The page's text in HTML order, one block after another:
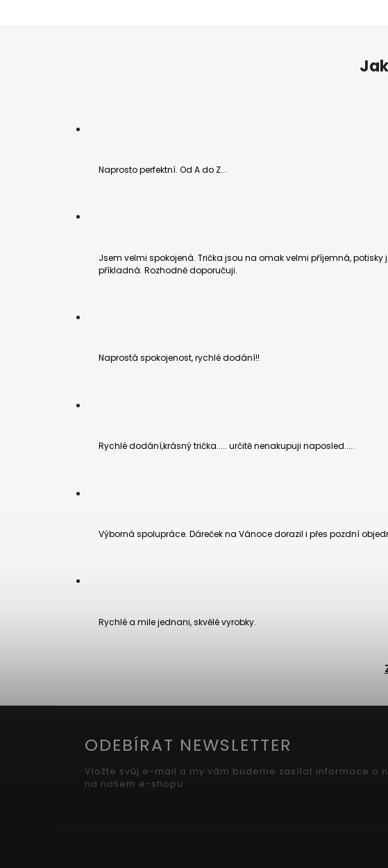
Naprosto perfektní. Od A do Z...
Jsem velmi spokojená. Trička jsou na omak velmi příjemná,
příkladná. Rozhodně doporučuji.
Naprostá spokojenost, rychlé dodání!!
Rychlé dodání,krásný trička..... určitě nenakupuji naposled.....
Výborná spolupráce. Dáreček na Vánoce dorazil i přes pozdní
Rychlé a mile jednani, skvělé vyrobky.
ODEBÍRAT NEWSLETTER
Vložte svůj e-mail a my vám budeme zasílat informace o
na našem e-shopu.